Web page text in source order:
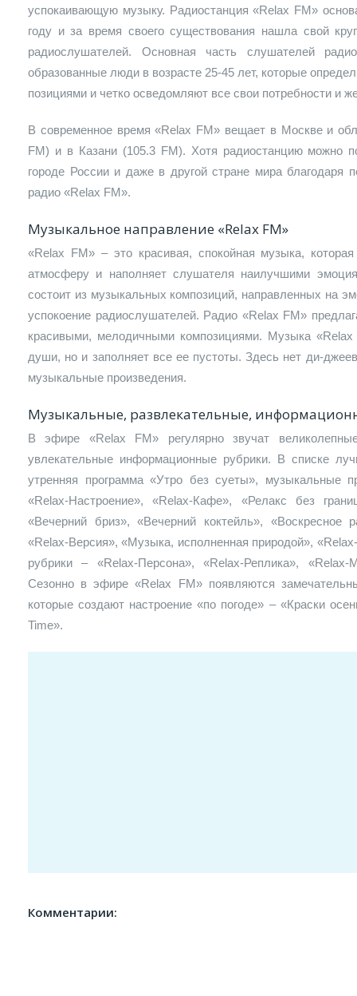
успокаивающую музыку. Радиостанция «Relax FM»
году и за время своего существования нашла свой
радиослушателей. Основная часть слушателей
образованные люди в возрасте 25-45 лет, которые
позициями и четко осведомляют все свои потребности и
В современное время «Relax FM» вещает в Москве и
FM) и в Казани (105.3 FM). Хотя радиостанцию можно
городе России и даже в другой стране мира благодаря
радио «Relax FM».
Музыкальное направление «Relax FM»
«Relax FM» – это красивая, спокойная музыка,
атмосферу и наполняет слушателя наилучшими
состоит из музыкальных композиций, направленных на
успокоение радиослушателей. Радио «Relax FM»
красивыми, мелодичными композициями. Музыка
души, но и заполняет все ее пустоты. Здесь нет ди-
музыкальные произведения.
Музыкальные, развлекательные,
В эфире «Relax FM» регулярно звучат
увлекательные информационные рубрики. В списке
утренняя программа «Утро без суеты», музыкальные
«Relax-Настроение», «Relax-Кафе», «Релакс без
«Вечерний бриз», «Вечерний коктейль», «Воскресное
«Relax-Версия», «Музыка, исполненная природой»,
рубрики – «Relax-Персона», «Relax-Реплика»,
Сезонно в эфире «Relax FM» появляются
которые создают настроение «по погоде» – «Краски
Time».
Комментарии: